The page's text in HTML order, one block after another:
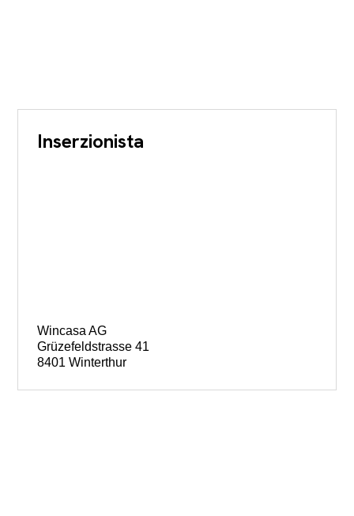
Inserzionista
Wincasa AG
Grüzefeldstrasse 41
8401 Winterthur